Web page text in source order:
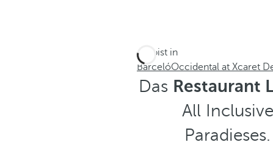
Du bist in
BarcelóOccidental at Xcaret
Das Restaurant
All